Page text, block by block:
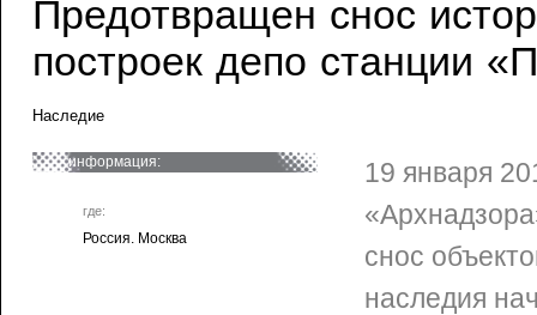
Предотвращен снос
построек депо станции
Наследие
информация:
где:
Россия. Москва
19 января
снос
наследия